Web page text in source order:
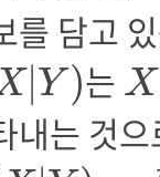
를 담고
| Y )는 X
X
내는 것